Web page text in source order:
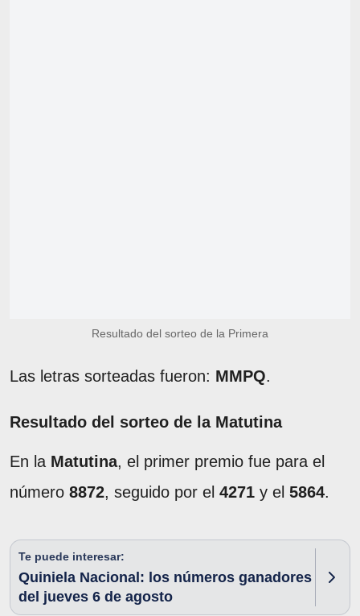
Resultado del sorteo de la Primera
Las letras sorteadas fueron: MMPQ.
Resultado del sorteo de la Matutina
En la Matutina, el primer premio fue para el
número 8872, seguido por el 4271 y el 5864.
Te puede interesar:
Quiniela Nacional: los números ganadores
del jueves 6 de agosto